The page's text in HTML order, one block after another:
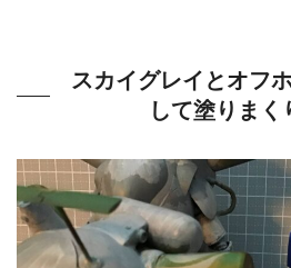
スカイグレイとオフ
して塗りまく